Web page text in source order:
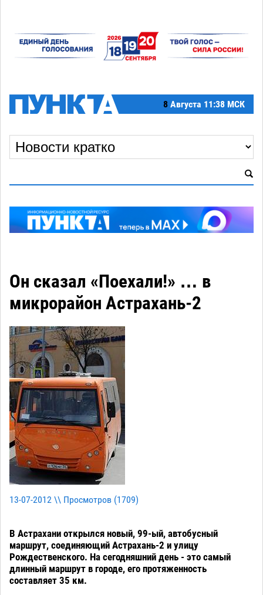
8 Августа 11:38 МСК
Он сказал «Поехали!» … в
микрорайон Астрахань-2
13-07-2012 \\ Просмотров (1709)
В Астрахани открылся новый, 99-ый, автобусный
маршрут, соединяющий Астрахань-2 и улицу
Рождественского. На сегодняшний день - это самый
длинный маршрут в городе, его протяженность
составляет 35 км.